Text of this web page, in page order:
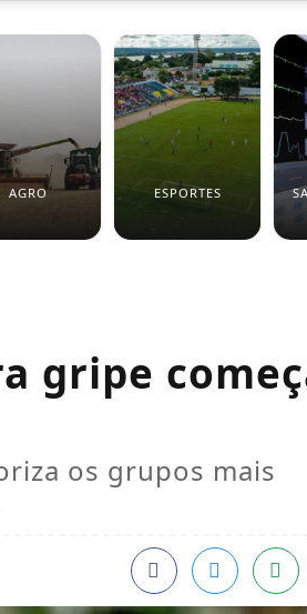
AGRO ESPORTES
gripe
os grupos mais